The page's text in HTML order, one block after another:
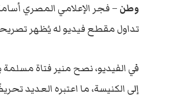
وطن – فجر الإعلامي المصري
تداول مقطع فيديو له يُظهر
في الفيديو، نصح منير فتاة
إلى الكنيسة، ما اعتبره العديد